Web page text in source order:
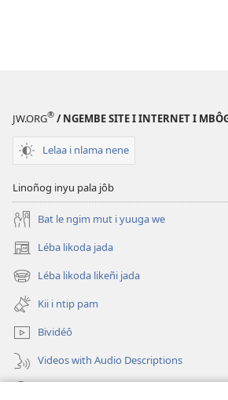
JW.ORG® / NGEMBE SITE I INTERNET I
Lelaa i nlama nene
Linoñog inyu pala jôb
Bat le ngim mut i yuuga we
Léba likoda jada
(opens
new
window)
Léba likoda likeñi jada
(opens
new
window)
Kii i ntip pam
Bividéô
Videos with Audio Descriptions